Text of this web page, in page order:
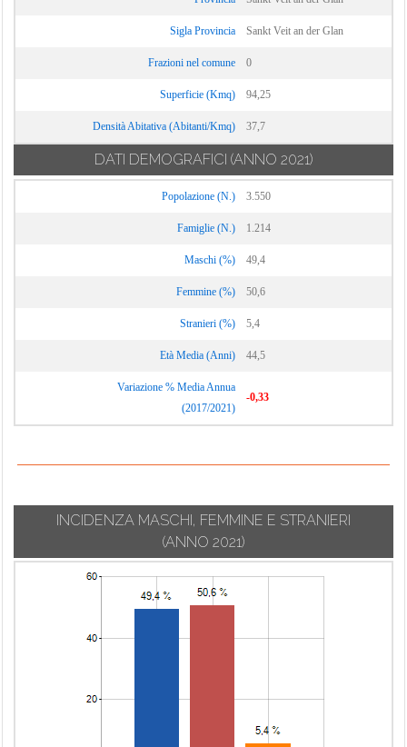
Sigla Provincia Sankt Veit an der Glan
Frazioni nel comune 0
Superficie (Kmq) 94,25
Densità Abitativa (Abitanti/Kmq) 37,7
DATI DEMOGRAFICI (ANNO 2021)
Popolazione (N.) 3.550
Famiglie (N.) 1.214
Maschi (%) 49,4
Femmine (%) 50,6
Stranieri (%) 5,4
Età Media (Anni) 44,5
Variazione % Media Annua
(2017/2021)
-0,33
INCIDENZA MASCHI, FEMMINE E STRANIERI
(ANNO 2021)